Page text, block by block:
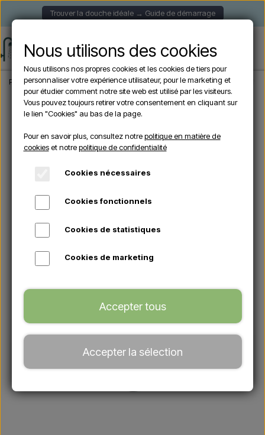
Trouver la douche idéale → Guide de démarrage
Page d'accueil Douche de Jardin Douches autoportantes Arkema -
Nous utilisons des cookies
Nous utilisons nos propres cookies et les cookies de tiers pour
personnaliser votre expérience utilisateur, pour le marketing et
pour étudier comment notre site web est utilisé par les visiteurs.
Vous pouvez toujours retirer votre consentement en cliquant sur
le lien "Cookies" au bas de la page.
Pour en savoir plus, consultez notrepolitique en matière de
cookieset notrepolitique de confidentialité
Cookies nécessaires
Cookies fonctionnels
Cookies de statistiques
Cookies de marketing
Accepter tous
Accepter la sélection